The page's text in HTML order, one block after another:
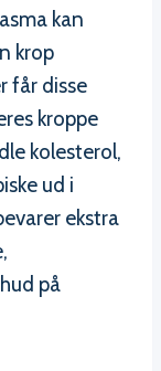
kan
krop
får disse
kroppe
kolesterol,
ud i
ekstra
på